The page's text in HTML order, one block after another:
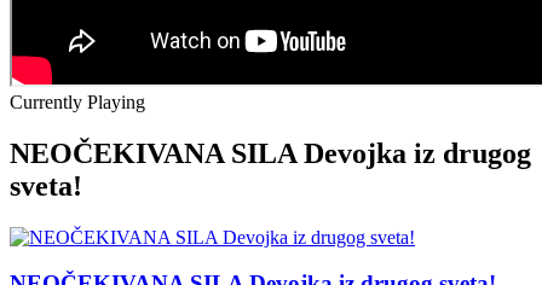
Currently Playing
NEOČEKIVANA SILA Devojka iz drugog
sveta!